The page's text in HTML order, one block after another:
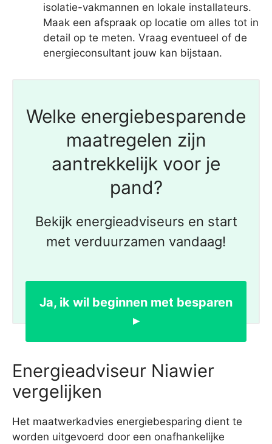
isolatie-vakmannen en lokale installateurs.
Maak een afspraak op locatie om alles tot in
detail op te meten. Vraag eventueel of de
energieconsultant jouw kan bijstaan.
Welke energiebesparende
maatregelen zijn
aantrekkelijk voor je
pand?
Bekijk energieadviseurs en start
met verduurzamen vandaag!
Ja, ik wil beginnen met besparen
▸
Energieadviseur Niawier
vergelijken
Het maatwerkadvies energiebesparing dient te
worden uitgevoerd door een onafhankelijke